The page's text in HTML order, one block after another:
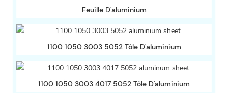
Feuille D'aluminium
1100 1050 3003 5052 Tôle D'aluminium
1100 1050 3003 4017 5052 Tôle D'aluminium